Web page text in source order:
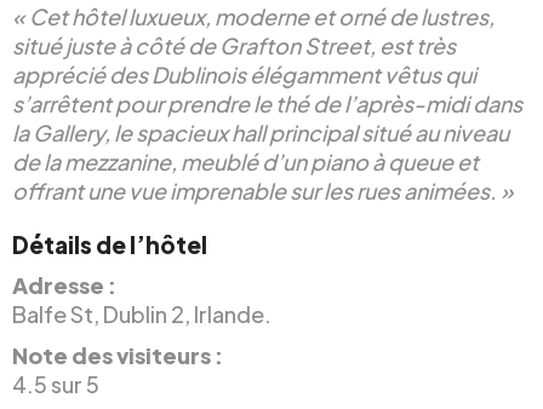
« Cet hôtel luxueux, moderne et orné de lustres,
situé juste à côté de Grafton Street, est très
apprécié des Dublinois élégamment vêtus qui
s’arrêtent pour prendre le thé de l’après-midi dans
la Gallery, le spacieux hall principal situé au niveau
de la mezzanine, meublé d’un piano à queue et
offrant une vue imprenable sur les rues animées. »
Détails de l’hôtel
Adresse :
Balfe St, Dublin 2, Irlande.
Note des visiteurs :
4.5 sur 5